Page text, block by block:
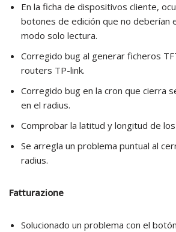
En la ficha de dispositivos cliente,
botones de edición que no deberían
modo solo lectura.
Corregido bug al generar ficheros
routers TP-link.
Corregido bug en la cron que cierra
en el radius.
Comprobar la latitud y longitud de
Se arregla un problema puntual al
radius.
Fatturazione
Solucionado un problema con el